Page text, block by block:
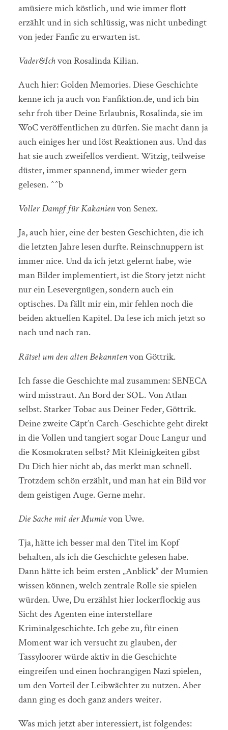
amüsiere mich köstlich, und wie immer flott
erzählt und in sich schlüssig, was nicht unbedingt
von jeder Fanfic zu erwarten ist.
Vader&Ichvon Rosalinda Kilian.
Auch hier: Golden Memories. Diese Geschichte
kenne ich ja auch von Fanfiktion.de, und ich bin
sehr froh über Deine Erlaubnis, Rosalinda, sie im
WoC veröffentlichen zu dürfen. Sie macht dann ja
auch einiges her und löst Reaktionen aus. Und das
hat sie auch zweifellos verdient. Witzig, teilweise
düster, immer spannend, immer wieder gern
gelesen. ^^b
Voller Dampf für Kakanienvon Senex.
Ja, auch hier, eine der besten Geschichten, die ich
die letzten Jahre lesen durfte. Reinschnuppern ist
immer nice. Und da ich jetzt gelernt habe, wie
man Bilder implementiert, ist die Story jetzt nicht
nur ein Lesevergnügen, sondern auch ein
optisches. Da fällt mir ein, mir fehlen noch die
beiden aktuellen Kapitel. Da lese ich mich jetzt so
nach und nach ran.
Rätsel um den alten Bekanntenvon Göttrik.
Ich fasse die Geschichte mal zusammen: SENECA
wird misstraut. An Bord der SOL. Von Atlan
selbst. Starker Tobac aus Deiner Feder, Göttrik.
Deine zweite Cäpt’n Carch-Geschichte geht direkt
in die Vollen und tangiert sogar Douc Langur und
die Kosmokraten selbst? Mit Kleinigkeiten gibst
Du Dich hier nicht ab, das merkt man schnell.
Trotzdem schön erzählt, und man hat ein Bild vor
dem geistigen Auge. Gerne mehr.
Die Sache mit der Mumievon Uwe.
Tja, hätte ich besser mal den Titel im Kopf
behalten, als ich die Geschichte gelesen habe.
Dann hätte ich beim ersten „Anblick“ der Mumien
wissen können, welch zentrale Rolle sie spielen
würden. Uwe, Du erzählst hier lockerflockig aus
Sicht des Agenten eine interstellare
Kriminalgeschichte. Ich gebe zu, für einen
Moment war ich versucht zu glauben, der
Tassyloorer würde aktiv in die Geschichte
eingreifen und einen hochrangigen Nazi spielen,
um den Vorteil der Leibwächter zu nutzen. Aber
dann ging es doch ganz anders weiter.
Was mich jetzt aber interessiert, ist folgendes: